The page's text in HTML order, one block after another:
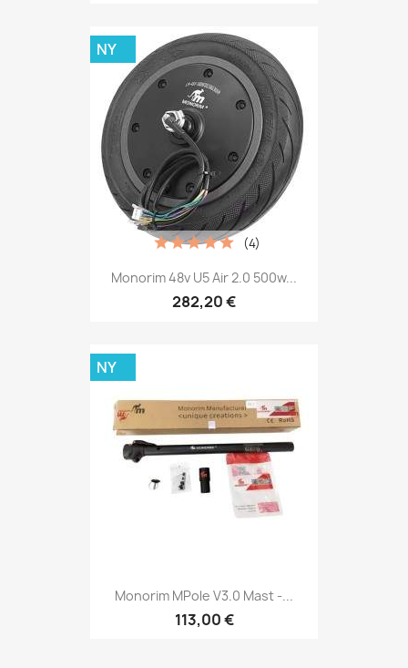
Monorim 48v U5 Air 2.0 500w...
282,20 €
(4)
NY
Monorim MPole V3.0 Mast -...
113,00 €
NY